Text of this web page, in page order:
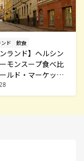
ド 飲食
ンランド】ヘルシン
モンスープ食べ比
ルド・マーケッ
ルほか人気店を紹